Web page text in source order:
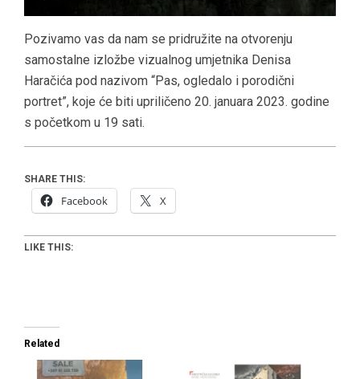
Pozivamo vas da nam se pridružite na otvorenju
samostalne izložbe vizualnog umjetnika Denisa
Haračića pod nazivom “Pas, ogledalo i porodični
portret”, koje će biti upriličeno 20. januara 2023. godine
s početkom u 19 sati.
SHARE THIS:
Facebook X
LIKE THIS:
Related